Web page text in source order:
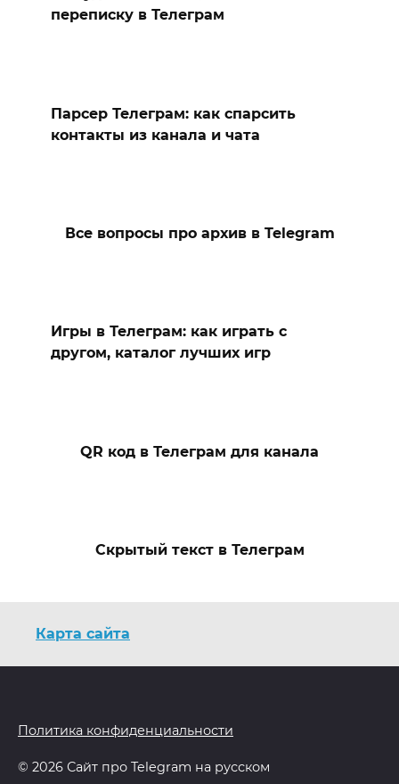
переписку в Телеграм
Парсер Телеграм: как спарсить
контакты из канала и чата
Все вопросы про архив в Telegram
Игры в Телеграм: как играть с
другом, каталог лучших игр
QR код в Телеграм для канала
Скрытый текст в Телеграм
Карта сайта
Политика конфиденциальности
© 2026 Сайт про Telegram на русском